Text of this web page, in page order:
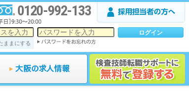
0120-992-133
ままにする